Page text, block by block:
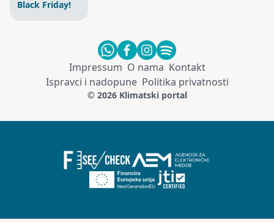
Black Friday!
Impressum O nama Kontakt
Ispravci i nadopune Politika privatnosti
© 2026 Klimatski portal